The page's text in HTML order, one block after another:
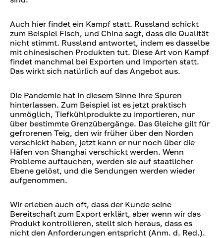
Auch hier findet ein Kampf statt. Russland schickt
zum Beispiel Fisch, und China sagt, dass die Qualität
nicht stimmt. Russland antwortet, indem es dasselbe
mit chinesischen Produkten tut. Diese Art von Kampf
findet manchmal bei Exporten und Importen statt.
Das wirkt sich natürlich auf das Angebot aus.
Die Pandemie hat in diesem Sinne ihre Spuren
hinterlassen. Zum Beispiel ist es jetzt praktisch
unmöglich, Tiefkühlprodukte zu importieren, nur
über bestimmte Grenzübergänge. Das Gleiche gilt für
gefrorenen Teig, den wir früher über den Norden
verschickt haben, jetzt kann er nur noch über die
Häfen von Shanghai verschickt werden. Wenn
Probleme auftauchen, werden sie auf staatlicher
Ebene gelöst, und die Sendungen werden wieder
aufgenommen.
Wir erleben auch oft, dass der Kunde seine
Bereitschaft zum Export erklärt, aber wenn wir das
Produkt kontrollieren, stellt sich heraus, dass es
nicht den Anforderungen entspricht (Anm. d. Red.).